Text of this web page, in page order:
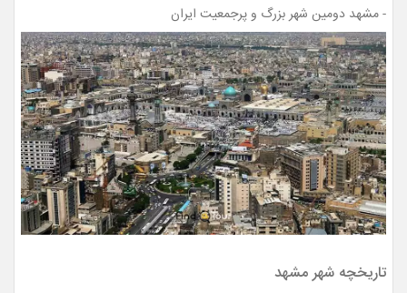
- مشهد دومین شهر بزرگ و پرجمعیت ایران
تاریخچه شهر مشهد